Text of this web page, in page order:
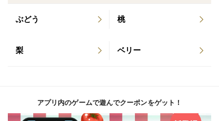
でしまう場合がございます。発送時には傷んでいる栗は
保存方法
ぶどう 桃
梨 ベリー
アプリ内のゲームで遊んでクーポンをゲット！